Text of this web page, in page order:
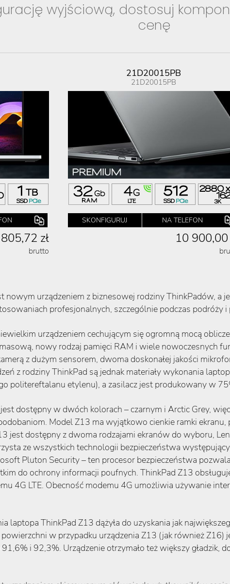
wyjściową, dostosuj
cenę
zł
brutto
21D20015PB
21D20015PB
SKONFIGURUJ NA TELEFON
10 900,00
nowym urządzeniem z biznesowej rodziny ThinkPadów, a
profesjonalnych, szczególnie podczas podróży i
urządzeniem cechującym się ogromną mocą
nowy rodzaj pamięci RAM i wiele nowoczesnych
z dużym sensorem, dwoma doskonałej jakości
z rodziny ThinkPad są jednak materiały wykonania
politereftalanu etylenu), a zasilacz jest produkowany w
dostępny w dwóch kolorach – czarnym i Arctic Grey,
Model Z13 ma wyjątkowo cienkie ramki
jest dostępny z dwoma rodzajami ekranów do wyboru,
ze wszystkich technologii bezpieczeństwa
Pluton Security – ten procesor bezpieczeństwa
do ochrony informacji poufnych. ThinkPad Z13
4G LTE. Obecność modemu 4G umożliwia używanie
laptopa ThinkPad Z13 dążyła do uzyskania jak
powierzchni w przypadku urządzenia Z13 (jak również
i 92,3%. Urządzenie otrzymało też większy gładzik,